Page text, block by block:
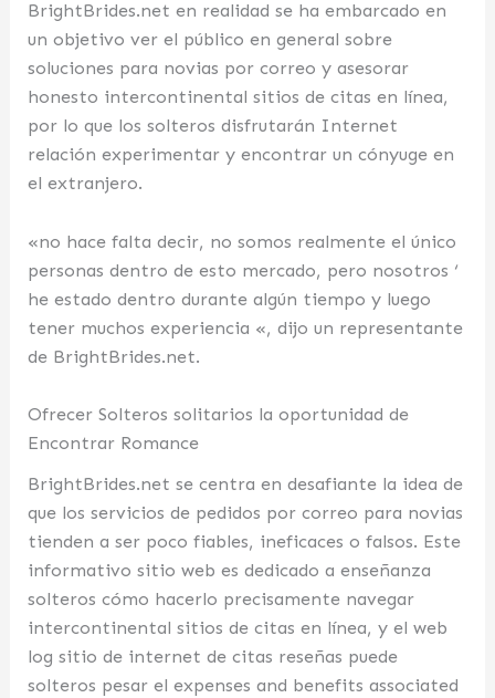
BrightBrides.net en realidad se ha embarcado en
un objetivo ver el público en general sobre
soluciones para novias por correo y asesorar
honesto intercontinental sitios de citas en línea,
por lo que los solteros disfrutarán Internet
relación experimentar y encontrar un cónyuge en
el extranjero.
«no hace falta decir, no somos realmente el único
personas dentro de esto mercado, pero nosotros ‘
he estado dentro durante algún tiempo y luego
tener muchos experiencia «, dijo un representante
de BrightBrides.net.
Ofrecer Solteros solitarios la oportunidad de
Encontrar Romance
BrightBrides.net se centra en desafiante la idea de
que los servicios de pedidos por correo para novias
tienden a ser poco fiables, ineficaces o falsos. Este
informativo sitio web es dedicado a enseñanza
solteros cómo hacerlo precisamente navegar
intercontinental sitios de citas en línea, y el web
log sitio de internet de citas reseñas puede
solteros pesar el expenses and benefits associated